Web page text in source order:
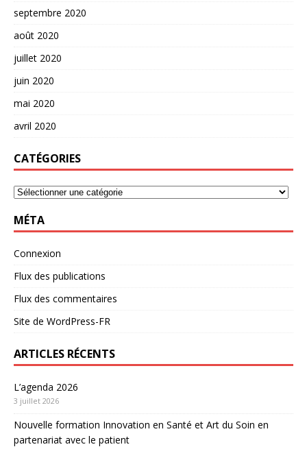
septembre 2020
août 2020
juillet 2020
juin 2020
mai 2020
avril 2020
CATÉGORIES
MÉTA
Connexion
Flux des publications
Flux des commentaires
Site de WordPress-FR
ARTICLES RÉCENTS
L’agenda 2026
3 juillet 2026
Nouvelle formation Innovation en Santé et Art du Soin en
partenariat avec le patient